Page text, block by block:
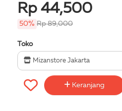
Rp 44,500
50% Rp 89,000
Toko
Mizanstore Jakarta
Keranjang